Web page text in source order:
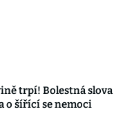
trpí! Bolestná slova
o šířící se nemoci